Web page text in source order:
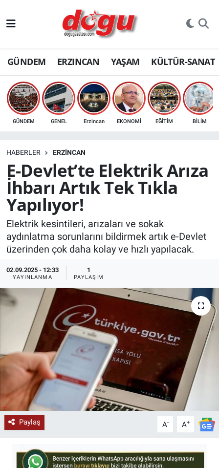
GÜNDEM ERZINCAN YAŞAM KÜLTÜR-SANAT
GÜNDEM GENEL Erzincan EKONOMİ EĞİTİM BİLİM
HABERLER ERZINCAN
E-Devlet’te Elektrik Arıza
İhbarı Artık Tek Tıkla
Yapılıyor!
Elektrik kesintileri, arızaları ve sokak
aydınlatma sorunlarını bildirmek artık e-Devlet
üzerinden çok daha kolay ve hızlı yapılacak.
02.09.2025 - 12:33
YAYINLANMA
1
PAYLAŞIM
Paylaş A- A+
ERZINCAN
GÜNDEM
ERZİNCAN FOTOĞRAFLARI
SAĞLIK
EKONOMİ
Bilim, teknoloji
GENEL
KÜLTÜR-SANAT
Politika
SPOR
YAŞAM
RESMİ İLAN